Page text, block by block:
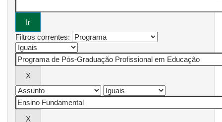
Filtros correntes: